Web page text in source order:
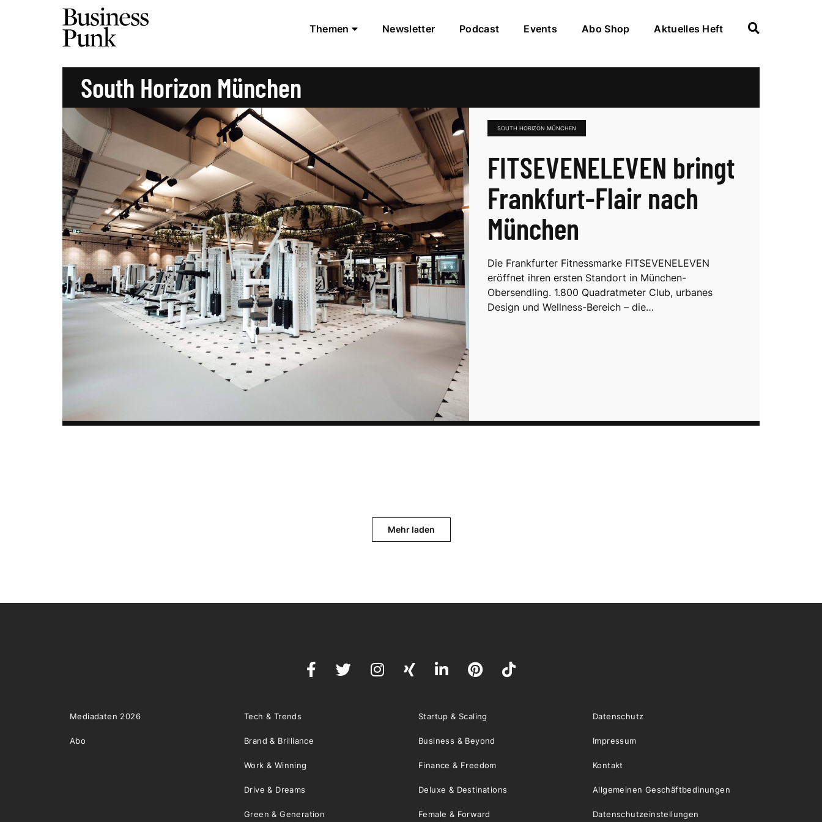
Themen Newsletter Podcast Events Abo Shop Aktuelles Heft
South Horizon München
SOUTH HORIZON MÜNCHEN
FITSEVENELEVEN bringt
Frankfurt-Flair nach
München
Die Frankfurter Fitnessmarke FITSEVENELEVEN
eröffnet ihren ersten Standort in München-
Obersendling. 1.800 Quadratmeter Club, urbanes
Design und Wellness-Bereich – die…
Mehr laden
Mediadaten 2026
Abo
Tech & Trends Startup & Scaling
Brand & Brilliance Business & Beyond
Work & Winning Finance & Freedom
Drive & Dreams Deluxe & Destinations
Green & Generation Female & Forward
Datenschutz
Impressum
Kontakt
Allgemeinen Geschäftbedinungen
Datenschutzeinstellungen